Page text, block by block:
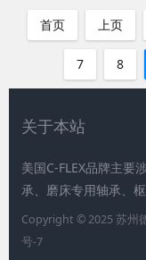
首页 上页
7 8
关于本站
美国C-FLEX品牌主要
承、磨床专用轴承、
Copyright © 2025 苏州
号-7